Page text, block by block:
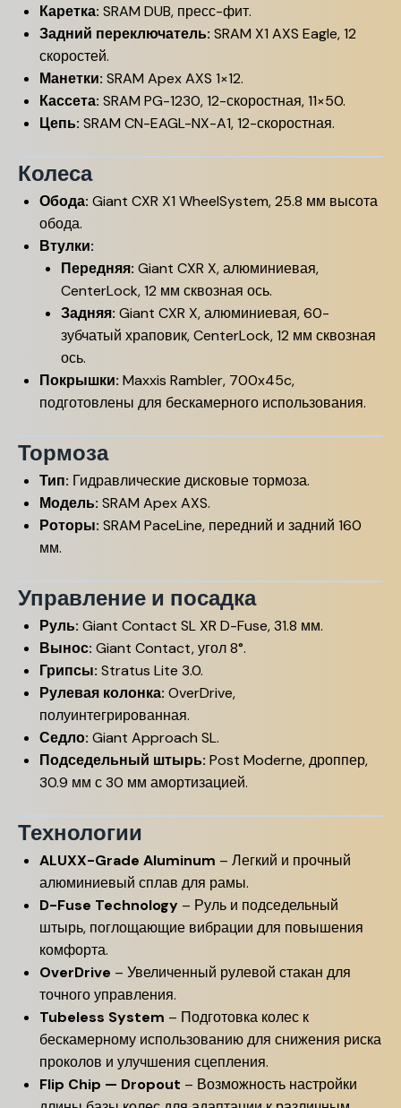
Каретка: SRAM DUB, пресс-фит.
Задний переключатель: SRAM X1 AXS Eagle, 12
скоростей.
Манетки: SRAM Apex AXS 1×12.
Кассета: SRAM PG-1230, 12-скоростная, 11×50.
Цепь: SRAM CN-EAGL-NX-A1, 12-скоростная.
Колеса
Обода: Giant CXR X1 WheelSystem, 25.8 мм высота
обода.
Втулки:
Передняя: Giant CXR X, алюминиевая,
CenterLock, 12 мм сквозная ось.
Задняя: Giant CXR X, алюминиевая, 60-
зубчатый храповик, CenterLock, 12 мм сквозная
ось.
Покрышки: Maxxis Rambler, 700x45c,
подготовлены для бескамерного использования.
Тормоза
Тип: Гидравлические дисковые тормоза.
Модель: SRAM Apex AXS.
Роторы: SRAM PaceLine, передний и задний 160
мм.
Управление и посадка
Руль: Giant Contact SL XR D-Fuse, 31.8 мм.
Вынос: Giant Contact, угол 8°.
Грипсы: Stratus Lite 3.0.
Рулевая колонка: OverDrive,
полуинтегрированная.
Седло: Giant Approach SL.
Подседельный штырь: Post Moderne, дроппер,
30.9 мм с 30 мм амортизацией.
Технологии
ALUXX-Grade Aluminum – Легкий и прочный
алюминиевый сплав для рамы.
D-Fuse Technology – Руль и подседельный
штырь, поглощающие вибрации для повышения
комфорта.
OverDrive – Увеличенный рулевой стакан для
точного управления.
Tubeless System – Подготовка колес к
бескамерному использованию для снижения риска
проколов и улучшения сцепления.
Flip Chip — Dropout – Возможность настройки